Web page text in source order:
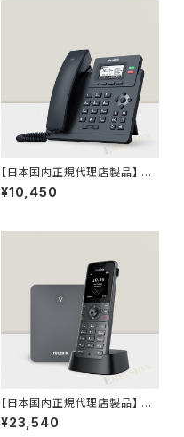
【日本国内正規代理店製品】 SI
P-T31P Yealink IP電話機 SI
P電話機
¥10,450
【日本国内正規代理店製品】 W
73P Yealink デジタルコードレ
ス IP電話機 SIP電話機 DECT
¥23,540